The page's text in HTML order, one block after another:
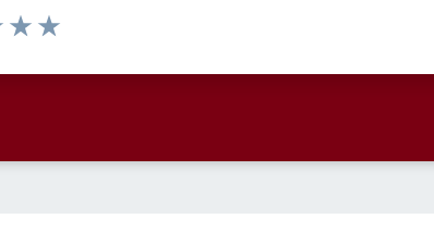
stelle la pagina